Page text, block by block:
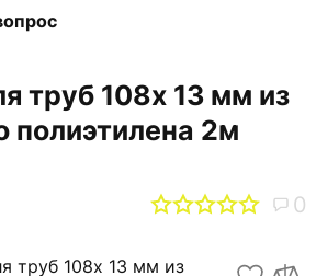
труб 108х 13 мм из
полиэтилена 2м
0
труб 108х 13 мм из